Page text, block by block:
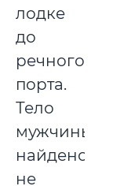
лодке
до
речного
порта.
Тело
мужчины
найдено
не